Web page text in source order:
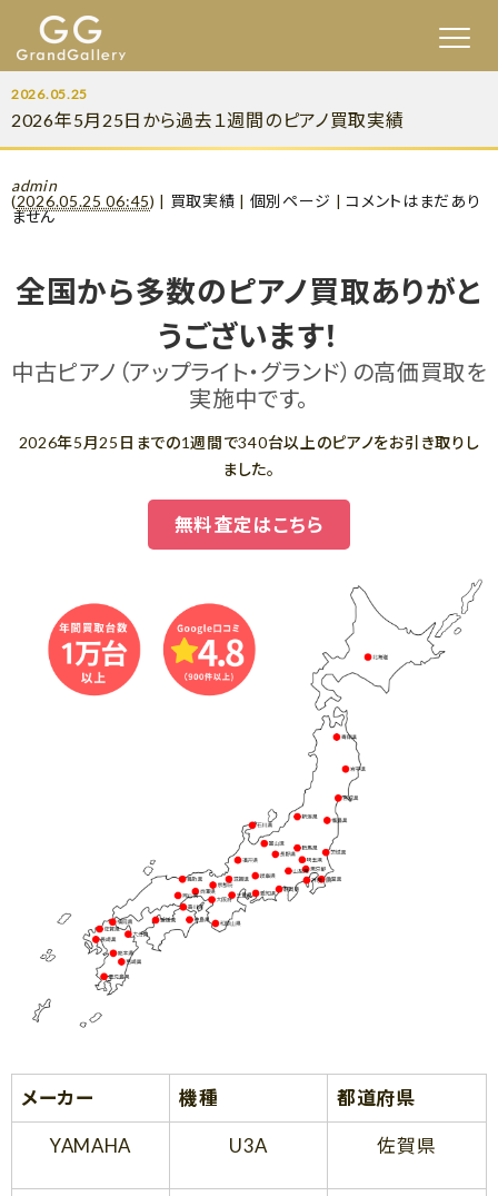
2026.05.25
2026年5月25日から過去１週間のピアノ買取実績
admin
(2026.05.25 06:45) | 買取実績 | 個別ページ |コメントはまだあり
ません
全国から多数のピアノ買取ありがと
うございます！
中古ピアノ（アップライト・グランド）の高価買取を
実施中です。
2026年5月25日までの1週間で340台以上のピアノをお引き取りし
ました。
無料査定はこちら
メーカー 機種 都道府県
YAMAHA U3A 佐賀県